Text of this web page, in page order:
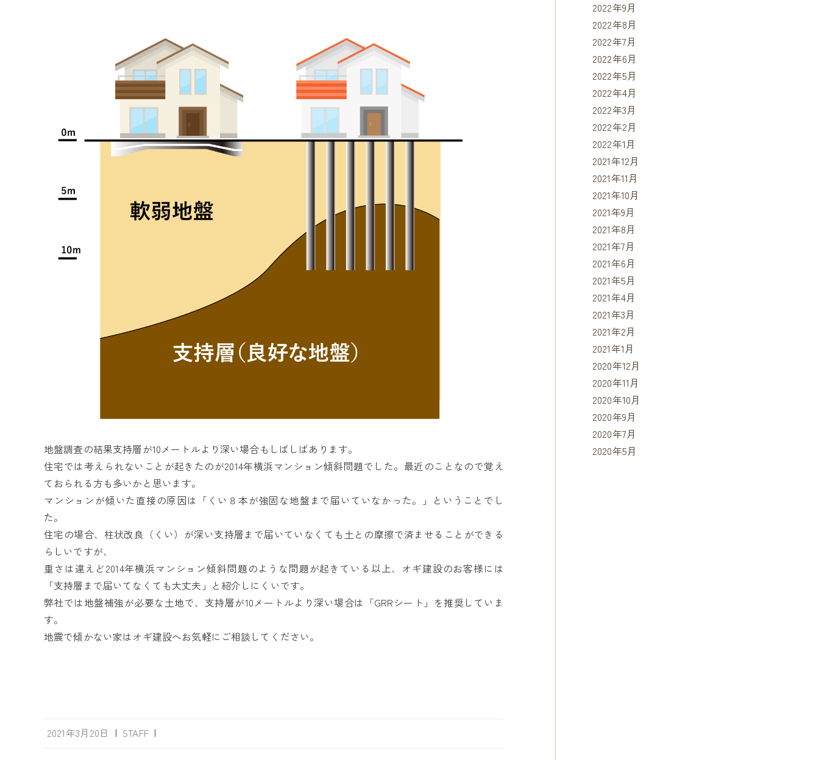
地盤調査の結果支持層が10メートルより深い場合もしばしばあります。
住宅では考えられないことが起きたのが2014年横浜マンション傾斜問題でした。最近のことなので覚え
ておられる方も多いかと思います。
マンションが傾いた直接の原因は「くい８本が強固な地盤まで届いていなかった。」ということでし
た。
住宅の場合、柱状改良（くい）が深い支持層まで届いていなくても土との摩擦で済ませることができる
らしいですが、
重さは違えど2014年横浜マンション傾斜問題のような問題が起きている以上、オギ建設のお客様には
「支持層まで届いてなくても大丈夫」と紹介しにくいです。
弊社では地盤補強が必要な土地で、支持層が10メートルより深い場合は「GRRシート」を推奨していま
す。
地震で傾かない家はオギ建設へお気軽にご相談してください。
2021年3月20日 | STAFF |
2022年9月
2022年8月
2022年7月
2022年6月
2022年5月
2022年4月
2022年3月
2022年2月
2022年1月
2021年12月
2021年11月
2021年10月
2021年9月
2021年8月
2021年7月
2021年6月
2021年5月
2021年4月
2021年3月
2021年2月
2021年1月
2020年12月
2020年11月
2020年10月
2020年9月
2020年7月
2020年5月